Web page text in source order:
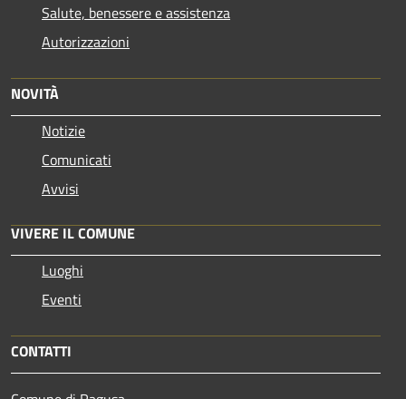
Salute, benessere e assistenza
Autorizzazioni
NOVITÀ
Notizie
Comunicati
Avvisi
VIVERE IL COMUNE
Luoghi
Eventi
CONTATTI